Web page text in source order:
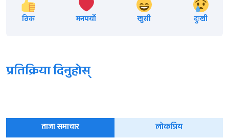
ठिक मनपर्यो खुसी दुःखी
प्रतिक्रिया दिनुहोस्
ताजा समाचार लोकप्रिय